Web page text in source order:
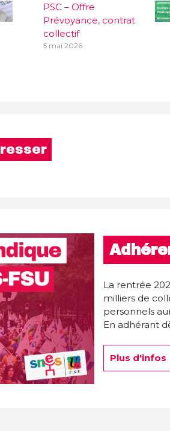
PSC – Offre
Prévoyance, contrat
collectif
5 mai 2026
La rentrée
milliers de
personnels
En adhérant
Plus d'infos